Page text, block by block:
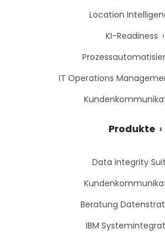
Location
KI-Readiness
IT Operations
Produkte
Data Integrity
Beratung
IBM